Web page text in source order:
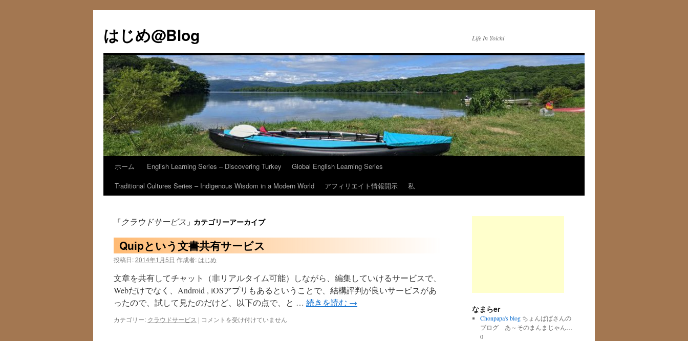
テ
ン
へ
ス
キ
ッ
プ
はじめ@Blog Life In Yoichi
ホーム English Learning Series – Discovering Turkey
Global English Learning Series
Traditional Cultures Series – Indigenous Wisdom in a Modern World
アフィリエイト情報開示 私
「クラウドサービス 」カテゴリーアーカイブ
Quipという文書共有サービス
投稿日:2014年1月5日 作成者: はじめ
文章を共有してチャット（非リアルタイム可能）しながら、編集していけるサービスで、
Webだけでなく、Android , iOSアプリもあるということで、結構評判が良いサービスがあ
ったので、試して見たのだけど、以下の点で、と … 続きを読む →
カテゴリー: クラウドサービス | Quip
コメントを受け付けていません
なまらer
Chonpapa's blogちょんぱぱさんの
ブログ あ～そのまんまじゃん…
0